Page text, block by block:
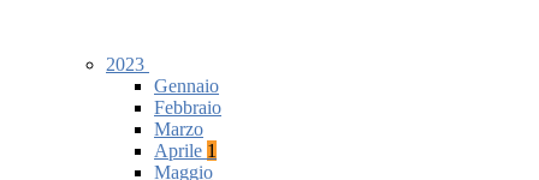
2023
Gennaio
Febbraio
Marzo
Aprile 1
Maggio